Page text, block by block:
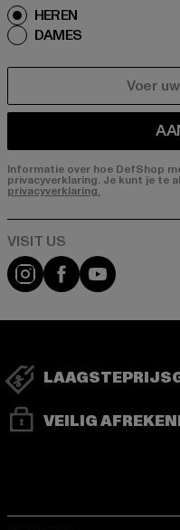
HEREN
DAMES
Informatie over hoe DefShop
privacyverklaring. Je kunt je te
privacyverklaring.
Visit our Instagram
Visit ourVisit our
VEILIG